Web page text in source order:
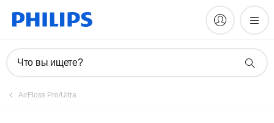
Что вы ищете?
AirFloss Pro/Ultra